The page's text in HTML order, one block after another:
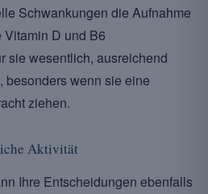
Schwankungen die Aufnahme
D und B6
sie wesentlich, ausreichend
wenn sie eine
ziehen.
Aktivität
Ihre Entscheidungen ebenfalls